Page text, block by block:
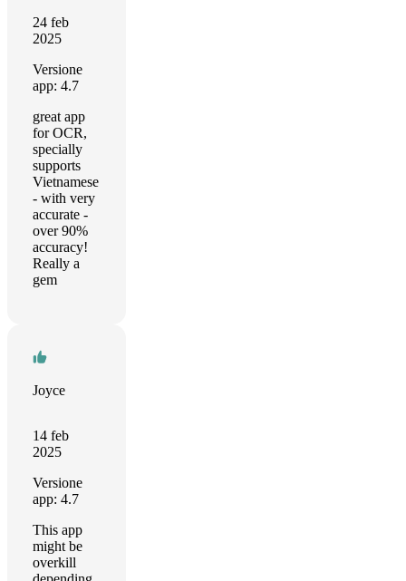
24 feb
2025
Versione
app: 4.7
great app
for OCR,
specially
supports
Vietnamese
- with very
accurate -
over 90%
accuracy!
Really a
gem
Joyce
14 feb
2025
Versione
app: 4.7
This app
might be
overkill